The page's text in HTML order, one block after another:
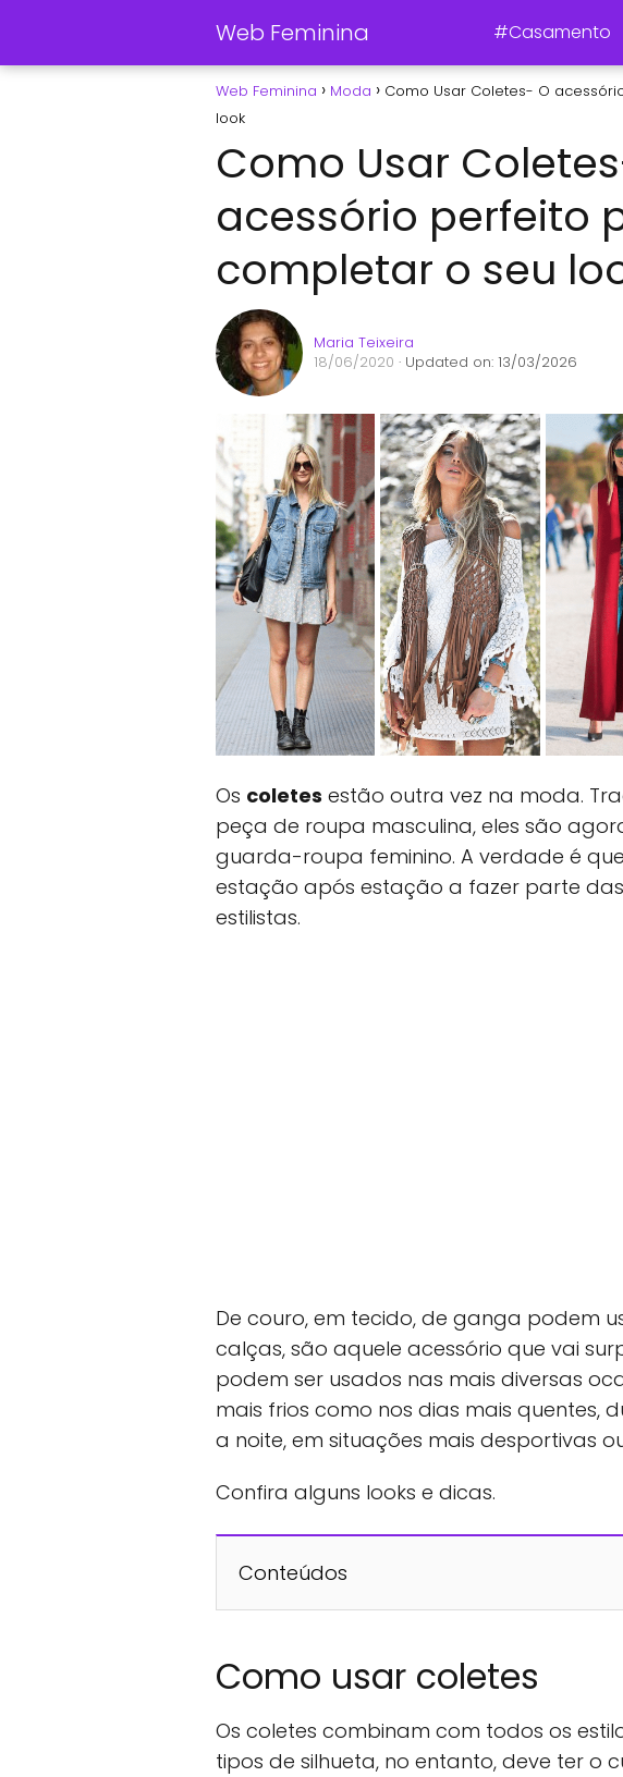
Web Feminina #Casamento
Web Feminina Moda
Como Usar Coletes- O
look
Como Usar
acessório perfeito
completar o seu
Maria Teixeira
18/06/2020 · Updated on: 13/03/2026
Os coletes estão outra vez na moda.
peça de roupa masculina, eles são
guarda-roupa feminino. A verdade é
estação após estação a fazer parte
estilistas.
De couro, em tecido, de ganga podem
calças, são aquele acessório que vai
podem ser usados nas mais diversas
mais frios como nos dias mais quentes,
a noite, em situações mais desportivas
Confira alguns looks e dicas.
Conteúdos
Como usar coletes
Os coletes combinam com todos os
tipos de silhueta, no entanto, deve ter o